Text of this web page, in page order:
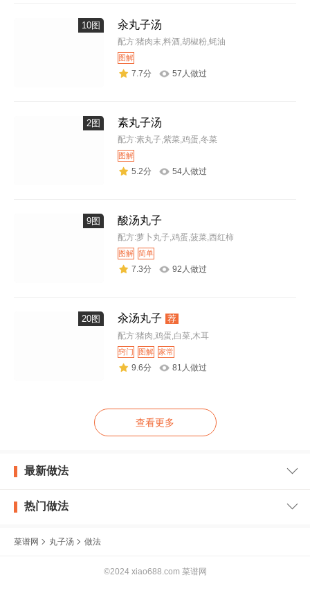
10图 汆丸子汤
配方:猪肉末,料酒,胡椒粉,蚝油
图解
7.7分 57人做过
2图 素丸子汤
配方:素丸子,紫菜,鸡蛋,冬菜
图解
5.2分 54人做过
9图 酸汤丸子
配方:萝卜丸子,鸡蛋,菠菜,西红柿
图解 简单
7.3分 92人做过
20图 汆汤丸子 荐
配方:猪肉,鸡蛋,白菜,木耳
窍门 图解 家常
9.6分 81人做过
查看更多
最新做法
热门做法
菜谱网 丸子汤 做法
©2024 xiao688.com 菜谱网